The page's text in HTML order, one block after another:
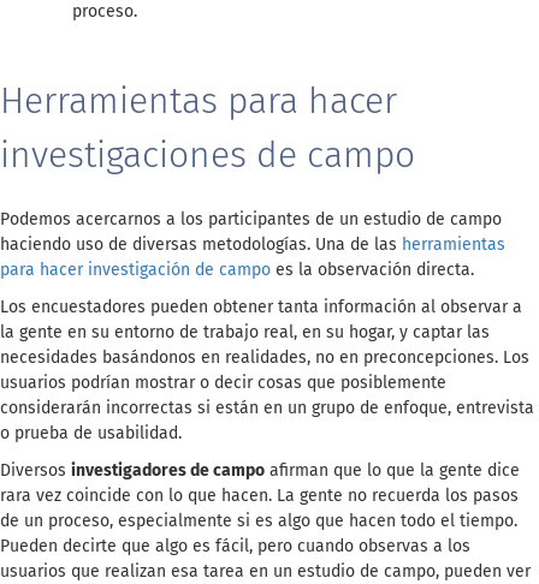
proceso.
Herramientas para hacer
investigaciones de campo
Podemos acercarnos a los participantes de un estudio de campo
haciendo uso de diversas metodologías. Una de las herramientas
para hacer investigación de campo es la observación directa.
Los encuestadores pueden obtener tanta información al observar a
la gente en su entorno de trabajo real, en su hogar, y captar las
necesidades basándonos en realidades, no en preconcepciones. Los
usuarios podrían mostrar o decir cosas que posiblemente
considerarán incorrectas si están en un grupo de enfoque, entrevista
o prueba de usabilidad.
Diversos investigadores de campo afirman que lo que la gente dice
rara vez coincide con lo que hacen. La gente no recuerda los pasos
de un proceso, especialmente si es algo que hacen todo el tiempo.
Pueden decirte que algo es fácil, pero cuando observas a los
usuarios que realizan esa tarea en un estudio de campo, pueden ver